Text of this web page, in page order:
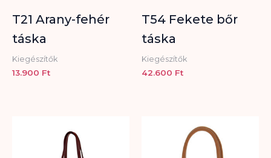
T21 Arany-fehér
táska
Kiegészítők
13.900 Ft
T54 Fekete bőr
táska
Kiegészítők
42.600 Ft